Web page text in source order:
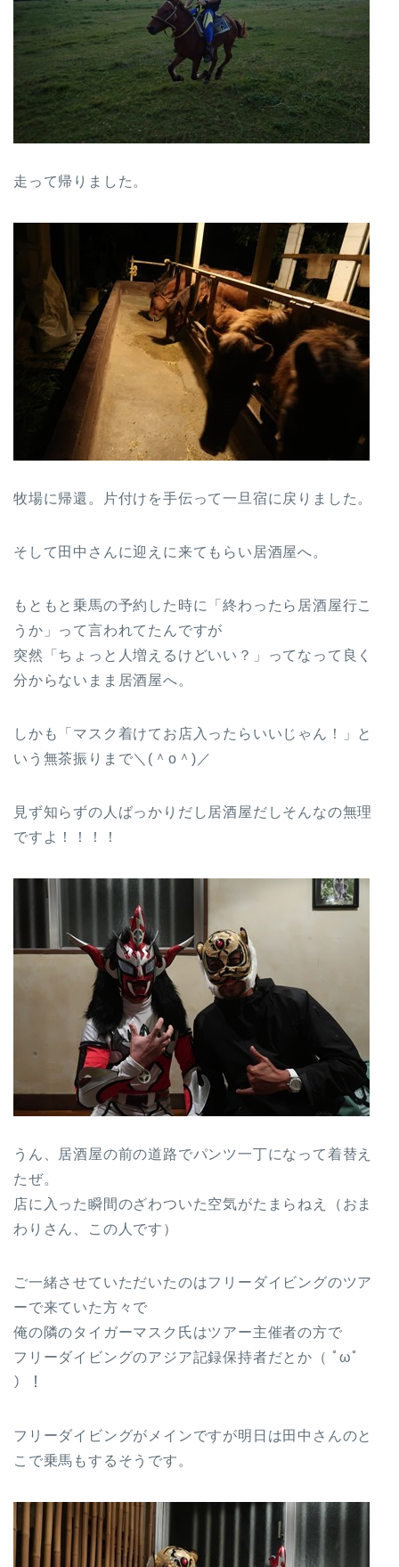
走って帰りました。
牧場に帰還。片付けを手伝って一旦宿に戻りました。
そして田中さんに迎えに来てもらい居酒屋へ。
もともと乗馬の予約した時に「終わったら居酒屋行こ
うか」って言われてたんですが
突然「ちょっと人増えるけどいい？」ってなって良く
分からないまま居酒屋へ。
しかも「マスク着けてお店入ったらいいじゃん！」と
いう無茶振りまで＼(＾o＾)／
見ず知らずの人ばっかりだし居酒屋だしそんなの無理
ですよ！！！！
うん、居酒屋の前の道路でパンツ一丁になって着替え
たぜ。
店に入った瞬間のざわついた空気がたまらねえ（おま
わりさん、この人です）
ご一緒させていただいたのはフリーダイビングのツア
ーで来ていた方々で
俺の隣のタイガーマスク氏はツアー主催者の方で
フリーダイビングのアジア記録保持者だとか（ ﾟωﾟ
）！
フリーダイビングがメインですが明日は田中さんのと
こで乗馬もするそうです。